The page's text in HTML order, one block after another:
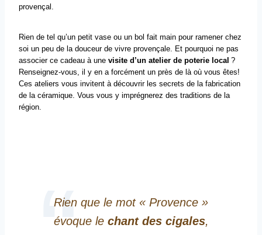
provençal.
Rien de tel qu’un petit vase ou un bol fait main pour ramener chez
soi un peu de la douceur de vivre provençale. Et pourquoi ne pas
associer ce cadeau à une visite d’un atelier de poterie local ?
Renseignez-vous, il y en a forcément un près de là où vous êtes!
Ces ateliers vous invitent à découvrir les secrets de la fabrication
de la céramique. Vous vous y imprégnerez des traditions de la
région.
Rien que le mot « Provence »
évoque le chant des cigales,